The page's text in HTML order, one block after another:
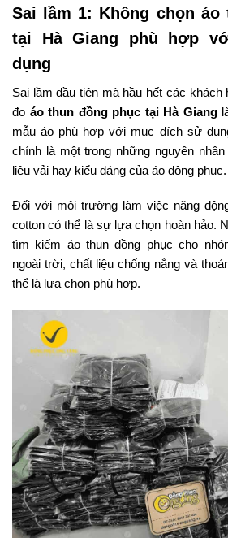
Sai lầm 1: Không chọn áo
tại Hà Giang phù hợp
dụng
Sai lầm đầu tiên mà hầu hết các khách
đo áo thun đồng phục tại Hà Giang
mẫu áo phù hợp với mục đích sử
chính là một trong những nguyên
liệu vải hay kiểu dáng của áo động phục.
Đối với môi trường làm việc năng
cotton có thể là sự lựa chọn hoàn hảo.
tìm kiếm áo thun đồng phục cho
ngoài trời, chất liệu chống nắng và
thể là lựa chọn phù hợp.